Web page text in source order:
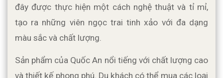
đây được thực hiện một cách nghệ thuật và tỉ mỉ,
tạo ra những viên ngọc trai tinh xảo với đa dạng
màu sắc và chất lượng.
Sản phẩm của Quốc An nổi tiếng với chất lượng cao
và thiết kế phong phú. Du khách có thể mua các loại